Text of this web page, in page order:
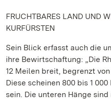
FRUCHTBARES LAND UND
KURFÜRSTEN
Sein Blick erfasst auch die
ihre Bewirtschaftung: „Die
12 Meilen breit, begrenzt
Diese scheinen 800 bis 1
sein. Die unteren Hänge